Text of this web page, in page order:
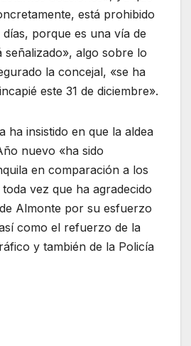
está prohibido
porque es una vía de
señalizado», algo sobre lo
la concejal, «se ha
este 31 de diciembre».
ha insistido en que la aldea
nuevo «ha sido
en comparación a los
vez que ha agradecido
Almonte por su esfuerzo
como el refuerzo de la
y también de la Policía